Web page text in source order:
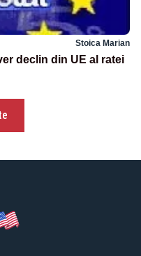
Stoica Marian
declin din UE al ratei